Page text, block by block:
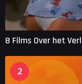
8 Films Over het
2